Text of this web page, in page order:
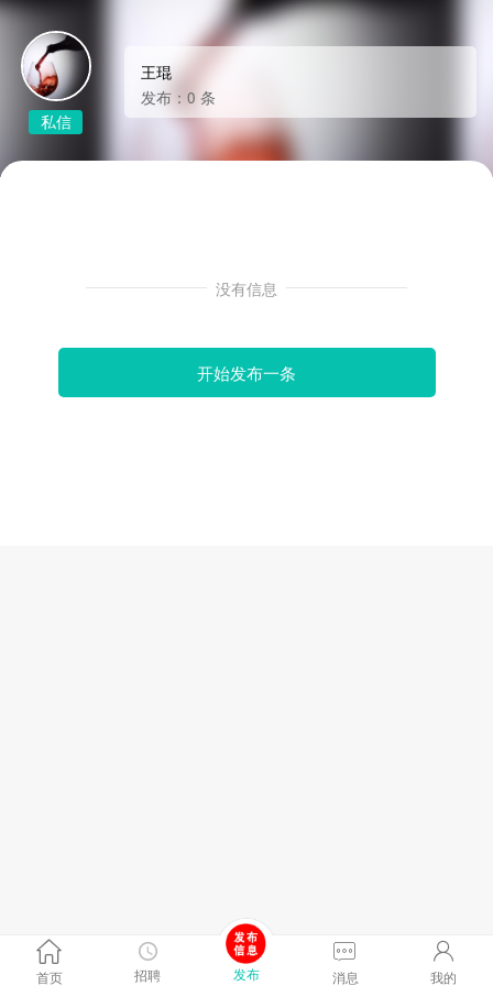
私信
王琨
发布：0 条
没有信息
开始发布一条
首页 招聘 发布 消息 我的